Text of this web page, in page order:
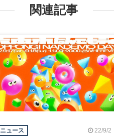
関連記事
ニュース 22/9/2